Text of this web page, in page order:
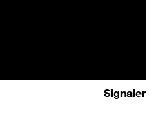
Signaler